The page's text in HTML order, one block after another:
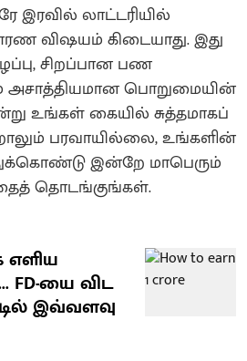
இரவில் லாட்டரியில்
விஷயம் கிடையாது. இது
சிறப்பான பண
பொறுமையின்
உங்கள் கையில் சுத்தமாகப்
பரவாயில்லை, உங்களின்
இன்றே மாபெரும்
தொடங்குங்கள்.
எளிய
FD-யை விட
இவ்வளவு